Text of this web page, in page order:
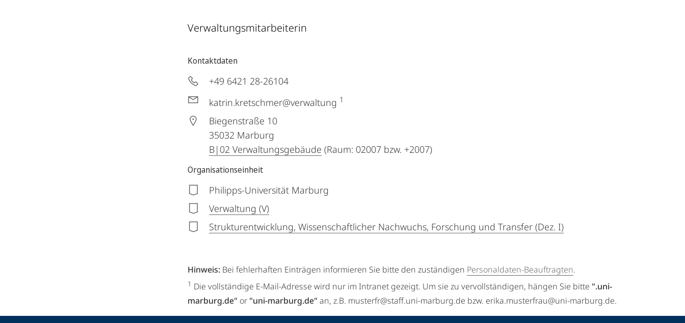
Verwaltungsmitarbeiterin
Kontaktdaten
+49 6421 28-26104
katrin.kretschmer@verwaltung 1
Biegenstraße 10
35032 Marburg
B|02 Verwaltungsgebäude (Raum: 02007 bzw. +2007)
Organisationseinheit
Philipps-Universität Marburg
Verwaltung (V)
Strukturentwicklung, Wissenschaftlicher Nachwuchs, Forschung und Transfer (Dez. I)
Hinweis: Bei fehlerhaften Einträgen informieren Sie bitte den zuständigen Personaldaten-Beauftragten.
1 Die vollständige E-Mail-Adresse wird nur im Intranet gezeigt. Um sie zu vervollständigen, hängen Sie bitte ".uni-
marburg.de" or "uni-marburg.de" an, z.B. musterfr@staff.uni-marburg.de bzw. erika.musterfrau@uni-marburg.de.